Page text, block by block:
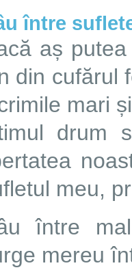
între
aș
din cufărul
mari
drum
meu,
între
mereu